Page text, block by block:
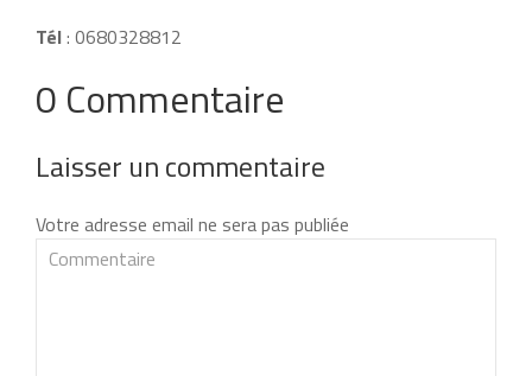
Tél: 0680328812
0 Commentaire
Laisser un commentaire
Votre adresse email ne sera pas publiée